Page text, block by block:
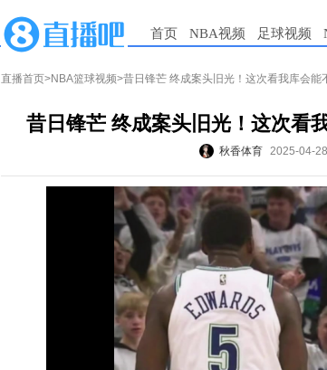
首页 NBA视频 足球视频
直播首页>NBA篮球视频>昔日锋芒 终成案头旧光！这次看我库会能
昔日锋芒 终成案头旧光！这次看
秋香体育 2025-04-